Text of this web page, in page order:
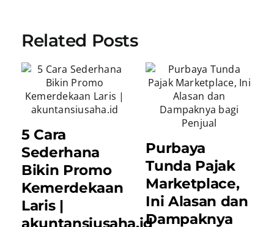
Related Posts
5 Cara
Sederhana
Bikin Promo
Kemerdekaan
Laris |
akuntansiusaha.id
Purbaya
Tunda Pajak
Marketplace,
Ini Alasan dan
Dampaknya